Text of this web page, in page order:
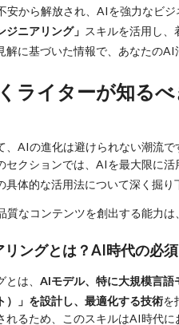
から解放され、AIを強力なビ
ジニアリング」 スキルを活用し、
に基づいた情報で、あなたのAI
ライターが知る
、AIの進化は避けられない潮流
クションでは、AIを最大限に活
具体的な活用法について深く掘り
なコンテンツを創出する能力
ングとは？AI時代の必
は、 AIモデル、特に大規模言語
）」を設計し、最適化する技術を
れるため、このスキルはAI時代